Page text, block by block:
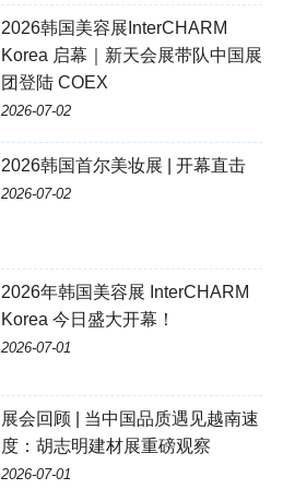
2026韩国美容展InterCHARM
Korea 启幕｜新天会展带队中国展
团登陆 COEX
2026-07-02
2026韩国首尔美妆展 | 开幕直击
2026-07-02
2026年韩国美容展 InterCHARM
Korea 今日盛大开幕！
2026-07-01
展会回顾 | 当中国品质遇见越南速
度：胡志明建材展重磅观察
2026-07-01